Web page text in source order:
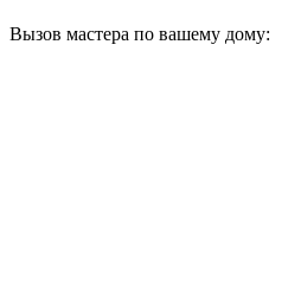
Вызов мастера по вашему дому: